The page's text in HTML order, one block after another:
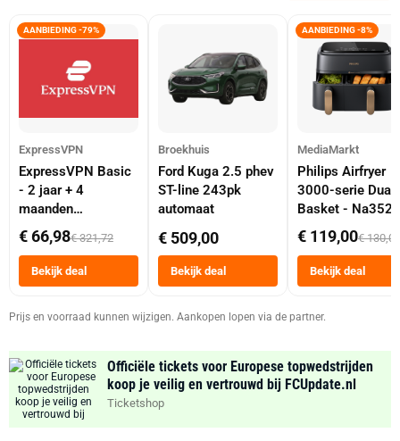
AANBIEDING -79%
ExpressVPN
ExpressVPN Basic
- 2 jaar + 4
maanden
abonnement
€ 66,98€ 321,72
Bekijk deal
Broekhuis
Ford Kuga 2.5 phev
ST-line 243pk
automaat
€ 509,00
Bekijk deal
AANBIEDING -8%
MediaMarkt
Philips Airfryer
3000-serie Dual
Basket -
Dubbele Mand 9
Tot 6 Personen
Heteluchtfriteuse
Zwart
€ 119,00€ 130,00
Bekijk deal
Prijs en voorraad kunnen wijzigen. Aankopen lopen via de partner.
Officiële tickets voor Europese topwedstrijden
koop je veilig en vertrouwd bij FCUpdate.nl
Ticketshop